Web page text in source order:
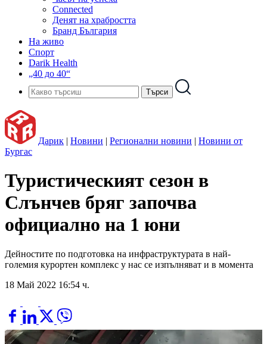
Connected
Денят на храбростта
Бранд България
На живо
Спорт
Darik Health
„40 до 40“
Дарик | Новини | Регионални новини | Новини от
Бургас
Туристическият сезон в
Слънчев бряг започва
официално на 1 юни
Дейностите по подготовка на инфраструктурата в най-
големия курортен комплекс у нас се изпълняват и в момента
18 Май 2022 16:54 ч.